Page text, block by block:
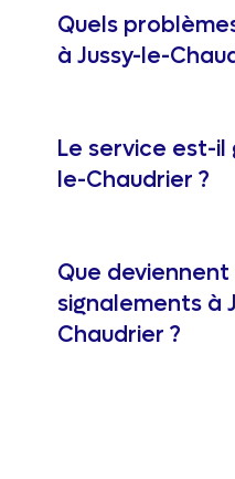
Quels
à Jussy-le-
Le service est-il
le-Chaudrier ?
Que deviennent
signalements à
Chaudrier ?